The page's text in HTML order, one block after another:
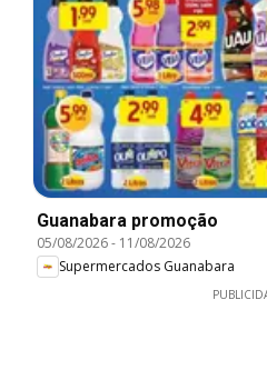
Guanabara promoção
05/08/2026- 11/08/2026
Supermercados Guanabara